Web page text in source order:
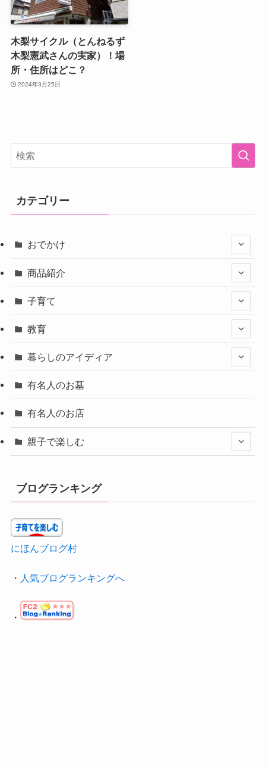
木梨サイクル（とんねるず
木梨憲武さんの実家）！場
所・住所はどこ？
2024年3月25日
カテゴリー
おでかけ
商品紹介
子育て
教育
暮らしのアイディア
有名人のお墓
有名人のお店
親子で楽しむ
ブログランキング
にほんブログ村
・ 人気ブログランキングへ
・